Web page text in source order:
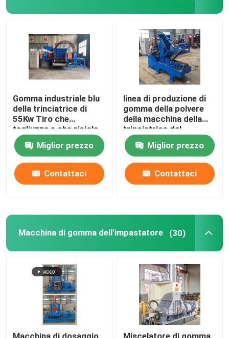
Gomma industriale blu
della trinciatrice di
55Kw Tiro che
tagliuzza e che ricicla
Miglior prezzo
Contattaci
linea di produzione di
gomma della polvere
della macchina della
trinciatrice del
pneumatico 7.5Kw CE
di iso Miglior prezzo
Contattaci
Macchina di gomma dell'impastatore (30)
Macchina di dosaggio
Miscelatore di gomma